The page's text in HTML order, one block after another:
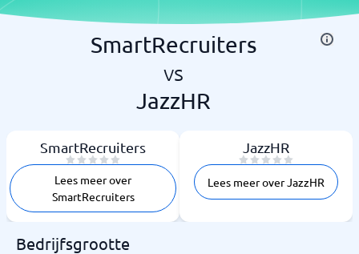
SmartRecruiters
vs
JazzHR
SmartRecruiters
Lees meer over
SmartRecruiters
JazzHR
Lees meer over JazzHR
Bedrijfsgrootte